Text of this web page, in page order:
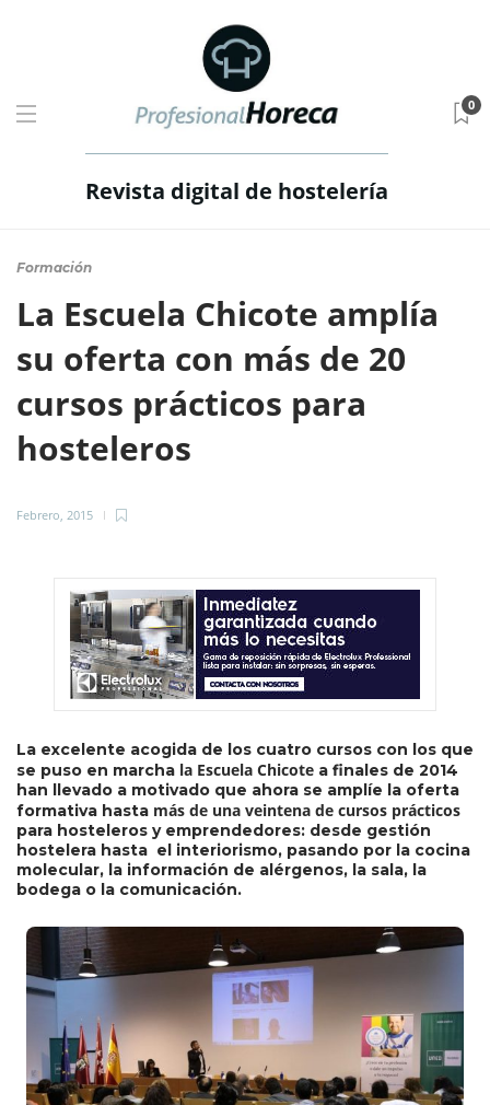
Revista digital de hostelería
0
Formación
La Escuela Chicote amplía
su oferta con más de 20
cursos prácticos para
hosteleros
Febrero, 2015
La excelente acogida de los cuatro cursos con los que
se puso en marcha la Escuela Chicote a finales de 2014
han llevado a motivado que ahora se amplíe la oferta
formativa hasta más de una veintena de cursos prácticos
para hosteleros y emprendedores: desde gestión
hostelera hasta el interiorismo, pasando por la cocina
molecular, la información de alérgenos, la sala, la
bodega o la comunicación.